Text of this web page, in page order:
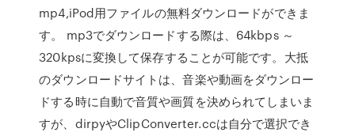
mp4,iPod用ファイルの無料ダウンロードができま
す。 mp3でダウンロードする際は、64kbps ～
320kpsに変換して保存することが可能です。大抵
のダウンロードサイトは、音楽や動画をダウンロー
ドする時に自動で音質や画質を決められてしまいま
すが、dirpyやClipConverter.ccは自分で選択でき